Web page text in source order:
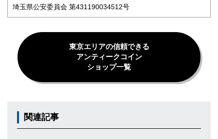
埼玉県公安委員会 第431190034512号
東京エリアの信頼できる
アンティークコイン
ショップ一覧
関連記事